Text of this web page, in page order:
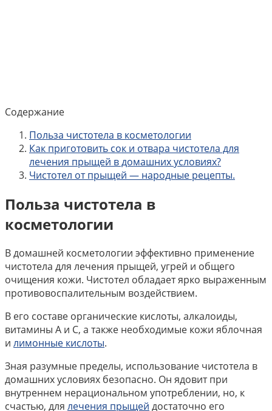
Содержание
Польза чистотела в косметологии
Как приготовить сок и отвара чистотела для
лечения прыщей в домашних условиях?
Чистотел от прыщей — народные рецепты.
Польза чистотела в
косметологии
В домашней косметологии эффективно применение
чистотела для лечения прыщей, угрей и общего
очищения кожи. Чистотел обладает ярко выраженным
противовоспалительным воздействием.
В его составе органические кислоты, алкалоиды,
витамины А и С, а также необходимые кожи яблочная
и лимонные кислоты.
Зная разумные пределы, использование чистотела в
домашних условиях безопасно. Он ядовит при
внутреннем нерациональном употреблении, но, к
счастью, для лечения прыщей достаточно его